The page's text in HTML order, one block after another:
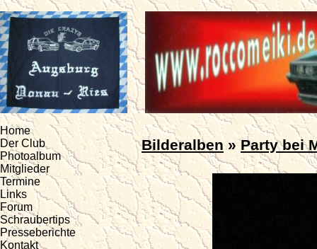
Bilderalben»Party bei
Home
Der Club
Photoalbum
Mitglieder
Termine
Links
Forum
Schraubertips
Presseberichte
Kontakt